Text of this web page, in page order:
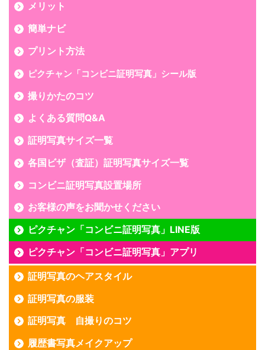
メリット
簡単ナビ
プリント方法
ピクチャン「コンビニ証明写真」シール版
撮りかたのコツ
よくある質問Q&A
証明写真サイズ一覧
各国ビザ（査証）証明写真サイズ一覧
コンビニ証明写真設置場所
お客様の声をお聞かせください
ピクチャン「コンビニ証明写真」LINE版
ピクチャン「コンビニ証明写真」アプリ
証明写真のヘアスタイル
証明写真の服装
証明写真 自撮りのコツ
履歴書写真メイクアップ